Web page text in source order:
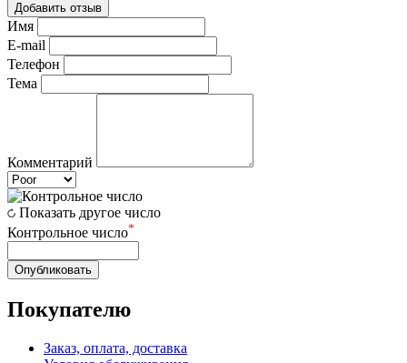
Добавить отзыв
Имя
E-mail
Телефон
Тема
Комментарий
Показать другое число
Контрольное число*
Опубликовать
Покупателю
Заказ, оплата, доставка